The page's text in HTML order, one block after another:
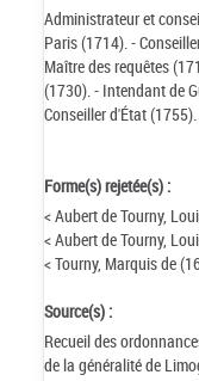
Administrateur et
Paris (1714). -
Maître des requêtes
(1730). - Intendant de
Conseiller d'État (1755).
Forme(s) rejetée(s) :
< Aubert de Tourny,
< Aubert de Tourny,
< Tourny, Marquis de
Source(s) :
Recueil des
de la généralité de